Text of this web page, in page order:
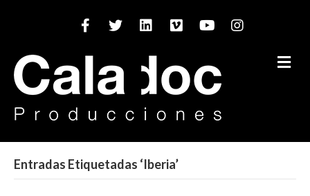
Facebook Twitter Linkedin Vimeo Youtube Instagram
Entradas Etiquetadas ‘Iberia’